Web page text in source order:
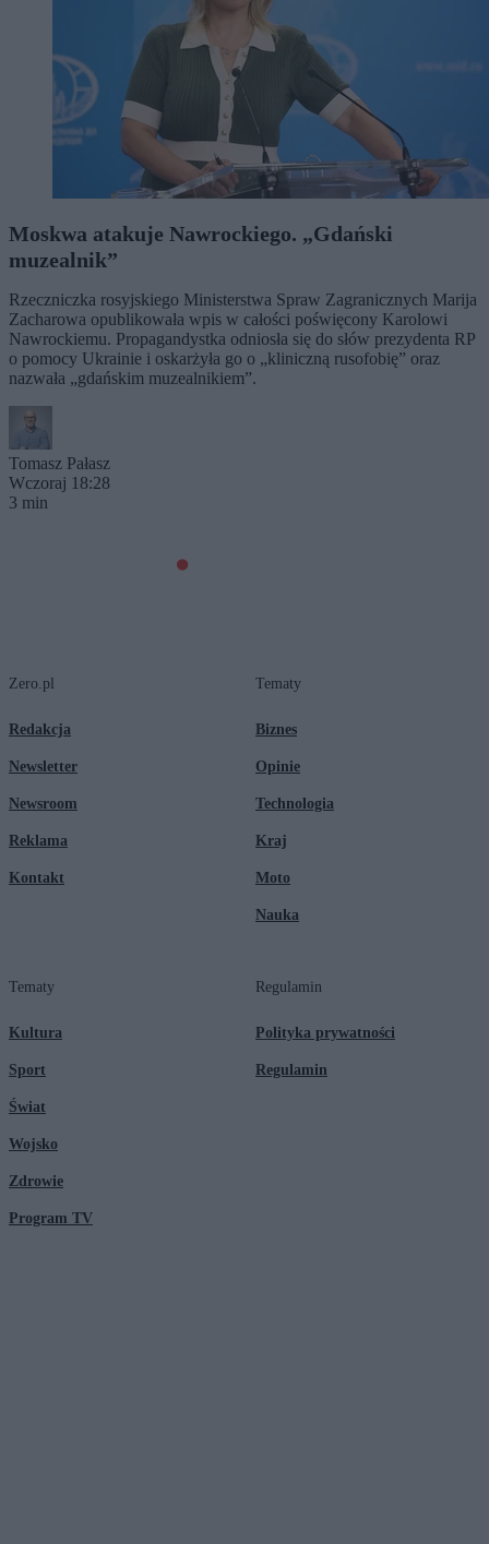
Moskwa atakuje Nawrockiego. „Gdański
muzealnik”
Rzeczniczka rosyjskiego Ministerstwa Spraw Zagranicznych Marija
Zacharowa opublikowała wpis w całości poświęcony Karolowi
Nawrockiemu. Propagandystka odniosła się do słów prezydenta RP
o pomocy Ukrainie i oskarżyła go o „kliniczną rusofobię” oraz
nazwała „gdańskim muzealnikiem”.
Tomasz Pałasz
Wczoraj 18:28
3 min
Zero.pl
Redakcja
Newsletter
Newsroom
Reklama
Kontakt
Tematy
Biznes
Opinie
Technologia
Kraj
Moto
Nauka
Tematy
Kultura
Sport
Świat
Wojsko
Zdrowie
Program TV
Regulamin
Polityka prywatności
Regulamin